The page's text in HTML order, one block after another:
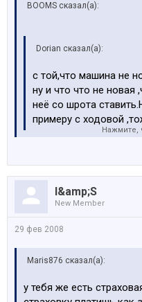
BOOMS сказал(а):
Dorian сказал(а):
с той,что машина не
ну и что что не
неё со шрота
примеру с ходовой
страховку платишь
детали будут беушные
Нажмите,
I&amp;S
New Member
29 фев 2008
Maris876 сказал(а):
у тебя же есть